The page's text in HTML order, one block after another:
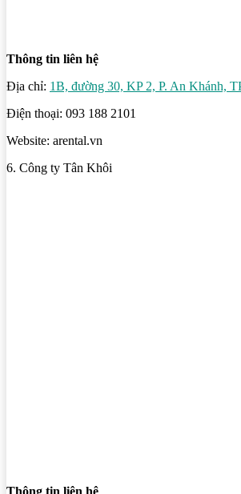
Thông tin liên hệ
Địa chỉ: 1B, đường 30, KP 2, P. An Khánh,
Điện thoại: 093 188 2101
Website: arental.vn
6. Công ty Tân Khôi
Thông tin liên hệ